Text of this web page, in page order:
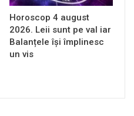
Horoscop 4 august
2026. Leii sunt pe val iar
Balanțele își împlinesc
un vis